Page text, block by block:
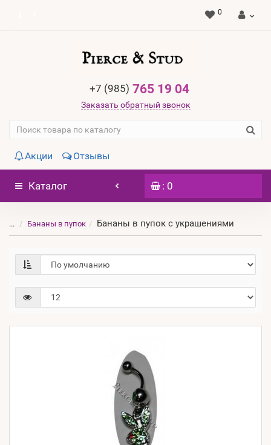
0
+7 (985) 765 19 04
Заказать обратный звонок
Акции Отзывы
Каталог : 0
... Бананы в пупок Бананы в пупок с украшениями